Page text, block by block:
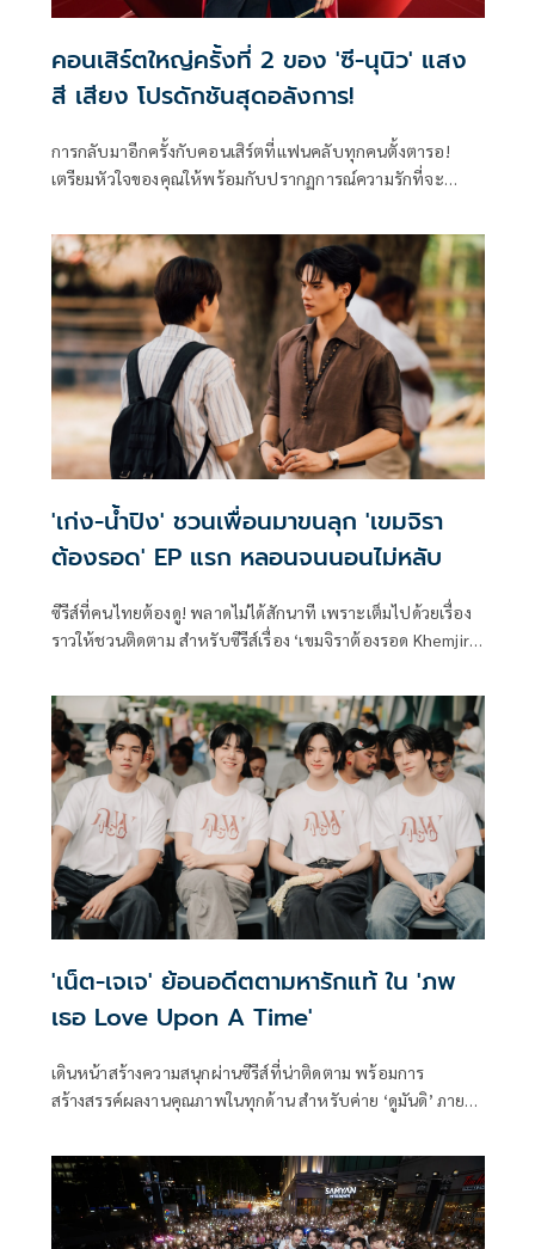
คอนเสิร์ตใหญ่ครั้งที่ 2 ของ 'ซี-นุนิว' แสง
สี เสียง โปรดักชันสุดอลังการ!
การกลับมาอีกครั้งกับคอนเสิร์ตที่แฟนคลับทุกคนตั้งตารอ!
เตรียมหัวใจของคุณให้พร้อมกับปรากฏการณ์ความรักที่จะ
“นุนิว-ชวรินทร์ เพริศพิริยะวงศ์” กับคอนเสิร์ตใหญ่เต็มรูปแบบ
ครั้งที่ 2 ในงาน “ZeeNuNew 2nd Concert “CRAZY IN LOVE”
ที่จะเกิดขึ้นในวันเสาร์ที่ 25 ตุลาคม 2568 ณ อิมแพ็ค อารีน่า
เมืองทองธานี
'เก่ง-น้ำปิง' ชวนเพื่อนมาขนลุก 'เขมจิรา
ต้องรอด' EP แรก หลอนจนนอนไม่หลับ
ซีรีส์ที่คนไทยต้องดู! พลาดไม่ได้สักนาที เพราะเต็มไปด้วยเรื่อง
ราวให้ชวนติดตาม สำหรับซีรีส์เรื่อง ‘เขมจิราต้องรอด Khemjira
เวิร์ค จำกัด’ โดยได้ออนแอร์ EP แรก เป็นที่เรียบร้อยเมื่อคืนวัน
เสาร์ที่ 9 สิงหาคม
'เน็ต-เจเจ' ย้อนอดีตตามหารักแท้ ใน 'ภพ
เธอ Love Upon A Time'
เดินหน้าสร้างความสนุกผ่านซีรีส์ที่น่าติดตาม พร้อมการ
สร้างสรรค์ผลงานคุณภาพในทุกด้าน สำหรับค่าย ‘ดูมันดิ’ ภายใต้
ที่จะทำงานสุดท้าทาย ประเดิมซีรีส์พีเรียดเรื่องแรกของค่าย
อย่าง ‘ภพเธอ Love Upon A Time’ และได้ถือฤกษ์ดีจัดพิธี
บวงสรวง โดยมีทีมนักแสดงนำ อาทิ เน็ต-สิรภพ มานิธิคุณ, เจเจ-
รัชพล พรพินิต, ลาเต้-ธนรรถชล จันทร์แก้วอมร, คิม-พงศธร